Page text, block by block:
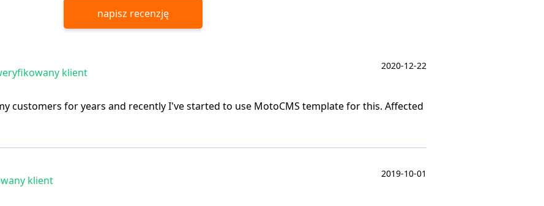
napisz recenzję
klient
2020-12-22
customers for years and recently I've started to use MotoCMS template for this. Affected
klient
2019-10-01